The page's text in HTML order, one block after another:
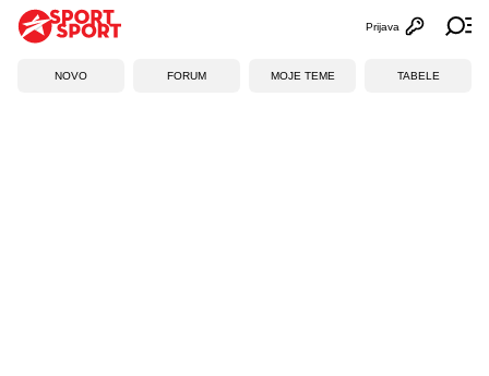
Otvori
Prijava
NOVO FORUM MOJE TEME TABELE